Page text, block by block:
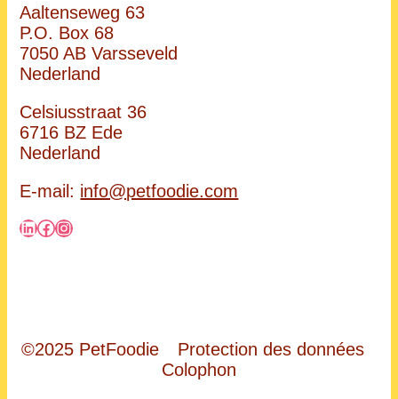
Aaltenseweg 63
P.O. Box 68
7050 AB Varsseveld
Nederland
Celsiusstraat 36
6716 BZ Ede
Nederland
E-mail: info@petfoodie.com
LinkedIn Facebook Instagram
©2025 PetFoodie
Protection des données
Colophon